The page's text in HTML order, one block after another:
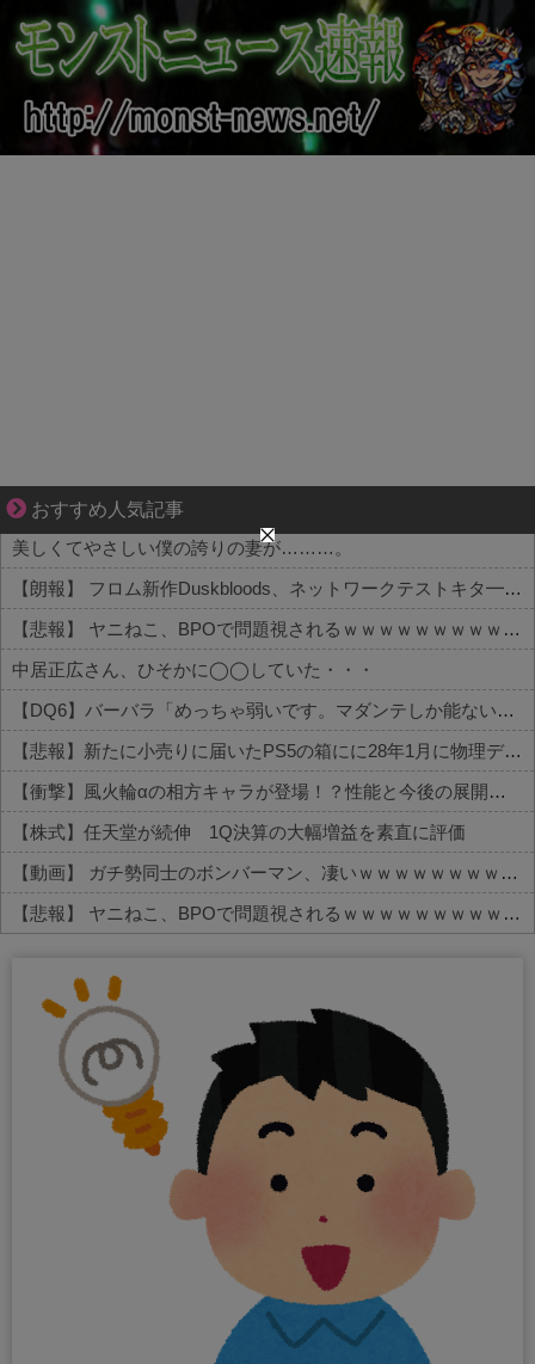
おすすめ人気記事
好青年の片思いが壊れていくまで
美しくてやさしい僕の誇りの妻が………。
【朗報】 フロム新作Duskbloods、ネットワークテストキタ━━━━(゜∀゜)━━━━!!
【悲報】 ヤニねこ、BPOで問題視されるｗｗｗｗｗｗｗｗｗｗｗｗｗ
中居正広さん、ひそかに◯◯していた・・・
【DQ6】バーバラ「めっちゃ弱いです。マダンテしか能ないです。竜かもしれません。」←こいつが人気ある理由
【悲報】新たに小売りに届いたPS5の箱にに28年1月に物理ディスク終了しますとの記載が入る
【衝撃】風火輪αの相方キャラが登場！？性能と今後の展開がこちら
【株式】任天堂が続伸 1Q決算の大幅増益を素直に評価
【動画】 ガチ勢同士のボンバーマン、凄いｗｗｗｗｗｗｗｗｗｗｗｗ
【悲報】 ヤニねこ、BPOで問題視されるｗｗｗｗｗｗｗｗｗｗｗｗｗ